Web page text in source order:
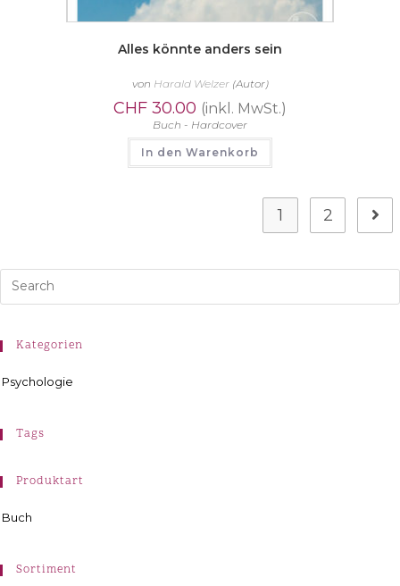
Alles könnte anders sein
von Harald Welzer(Autor)
CHF 30.00 (inkl. MwSt.)
Buch - Hardcover
In den Warenkorb
1 2
Kategorien
Psychologie
Tags
Produktart
Buch
Sortiment